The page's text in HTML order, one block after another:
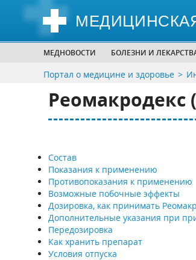
МЕДНОВОСТИ БОЛЕЗНИ И
Портал о медицине и здоровье
Реомакродекс
Состав
Показания к применению
Противопоказания к применению
Возможные побочные эффекты
Дозировка, как принимать
Дополнительные указания при
Передозировка
Как хранить препарат
Условия отпуска